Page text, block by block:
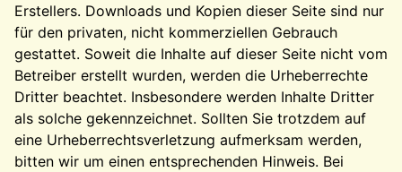
Erstellers. Downloads und Kopien dieser Seite sind nur
für den privaten, nicht kommerziellen Gebrauch
gestattet. Soweit die Inhalte auf dieser Seite nicht vom
Betreiber erstellt wurden, werden die Urheberrechte
Dritter beachtet. Insbesondere werden Inhalte Dritter
als solche gekennzeichnet. Sollten Sie trotzdem auf
eine Urheberrechtsverletzung aufmerksam werden,
bitten wir um einen entsprechenden Hinweis. Bei